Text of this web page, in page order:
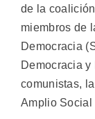
de la
miembros de
Democracia
Democracia
comunistas,
Amplio Social